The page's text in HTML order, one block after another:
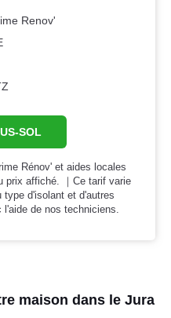
Renov'
SOL
Rénov' et aides locales
prix affiché. ｜Ce tarif varie
d'isolant et d'autres
l'aide de nos techniciens.
maison dans le Jura